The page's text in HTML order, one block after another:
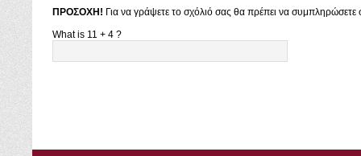
ΠΡΟΣΟΧΗ! Για να γράψετε το σχόλιό σας θα πρέπει να
What is 11 + 4 ?